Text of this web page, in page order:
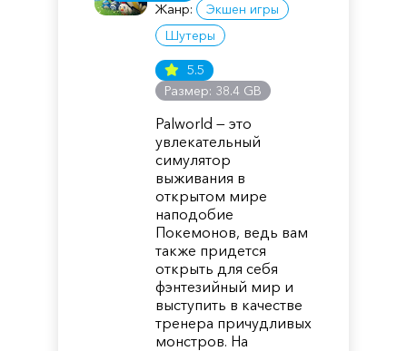
Жанр:
Экшен игры
Шутеры
5.5
Размер: 38.4 GB
Palworld — это
увлекательный
симулятор
выживания в
открытом мире
наподобие
Покемонов, ведь вам
также придется
открыть для себя
фэнтезийный мир и
выступить в качестве
тренера причудливых
монстров. На